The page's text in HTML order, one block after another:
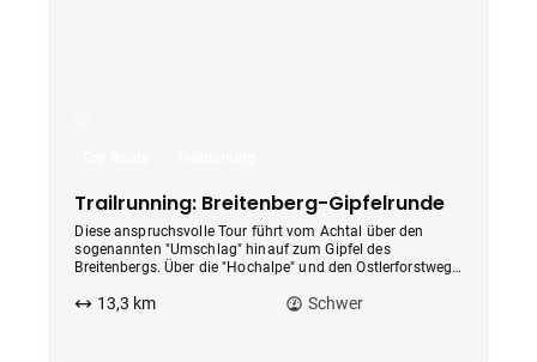
Trailrunning: Breitenberg-Gipfelrunde
Diese anspruchsvolle Tour führt vom Achtal über den
sogenannten "Umschlag" hinauf zum Gipfel des
Breitenbergs. Über die "Hochalpe" und den Ostlerforstweg
Runde.
13,3 km Schwer